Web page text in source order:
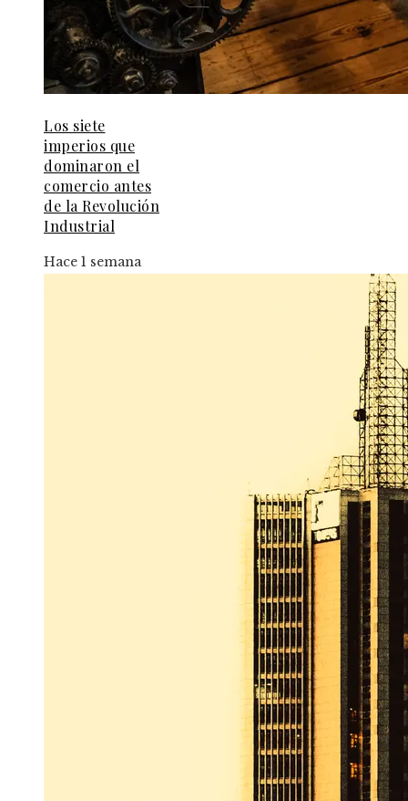
Los siete
imperios que
dominaron el
comercio antes
de la Revolución
Industrial
Hace 1 semana